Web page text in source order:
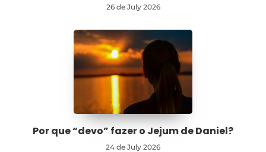
26 de July 2026
Por que “devo” fazer o Jejum de Daniel?
24 de July 2026